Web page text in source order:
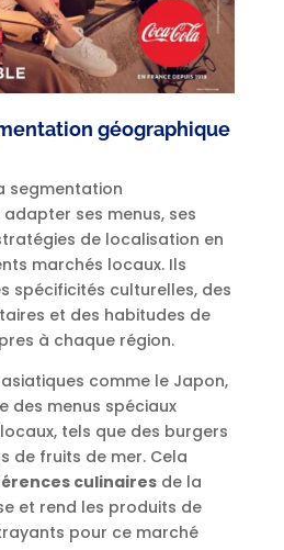
géographique
segmentation
ses menus, ses
de localisation en
marchés locaux. Ils
spécificités culturelles, des
et des habitudes de
à chaque région.
comme le Japon,
des menus spéciaux
tels que des burgers
de fruits de mer. Cela
culinairesde la
et rend les produits de
pour ce marché